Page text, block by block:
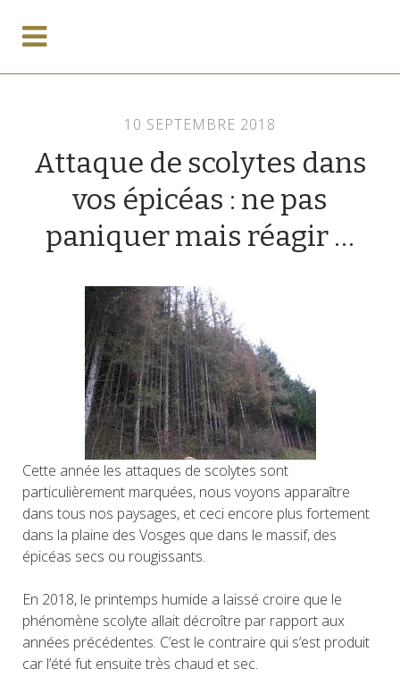
10 SEPTEMBRE 2018
Attaque de scolytes dans
vos épicéas : ne pas
paniquer mais réagir …
Cette année les attaques de scolytes sont
particulièrement marquées, nous voyons apparaître
dans tous nos paysages, et ceci encore plus fortement
dans la plaine des Vosges que dans le massif, des
épicéas secs ou rougissants.
En 2018, le printemps humide a laissé croire que le
phénomène scolyte allait décroître par rapport aux
années précédentes. C’est le contraire qui s’est produit
car l’été fut ensuite très chaud et sec.